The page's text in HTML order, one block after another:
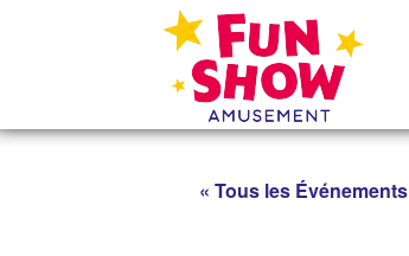
« Tous les Événements